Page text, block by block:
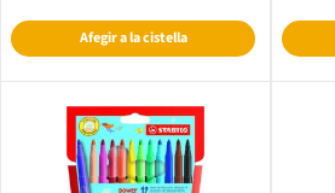
Afegir a la cistella